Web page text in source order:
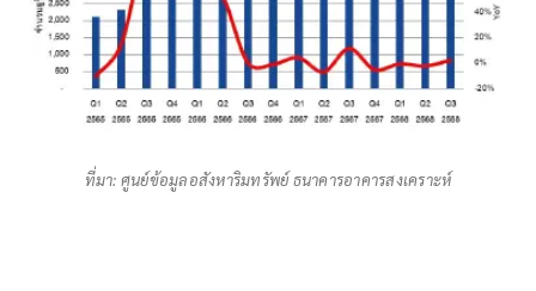
ที่มา: ศูนย์ข้อมูลอสังหาริมทรัพย์ ธนาคารอาคารสงเคราะห์